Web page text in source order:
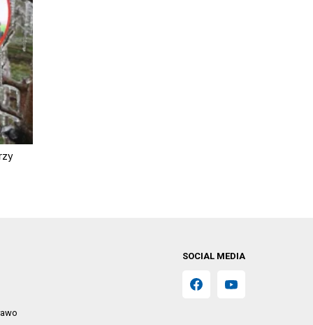
SOCIAL MEDIA